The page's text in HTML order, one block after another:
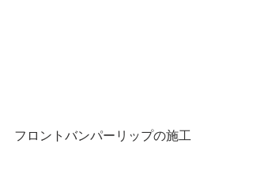
フロントバンパーリップの施工